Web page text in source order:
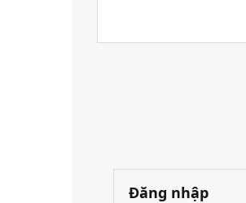
Đăng nhập